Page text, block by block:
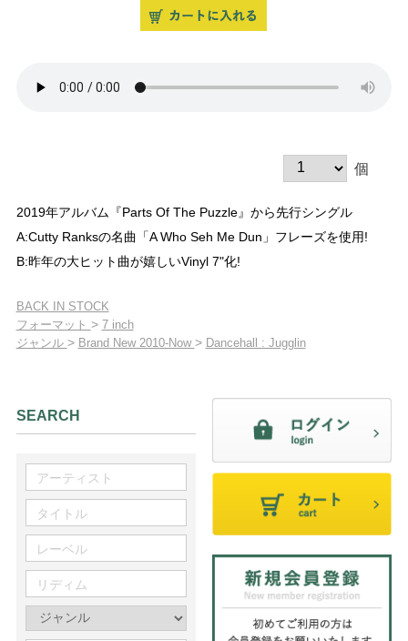
個
2019年アルバム『Parts Of The Puzzle』から先行シングル
A:Cutty Ranksの名曲「A Who Seh Me Dun」フレーズを使用!
B:昨年の大ヒット曲が嬉しいVinyl 7"化!
BACK IN STOCK
フォーマット > 7 inch
ジャンル > Brand New 2010-Now > Dancehall : Jugglin
SEARCH